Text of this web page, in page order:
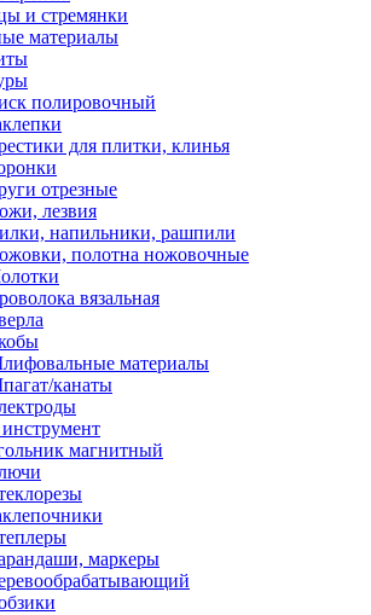
и стремянки
материалы
полировочный
для плитки, клинья
отрезные
лезвия
напильники, рашпили
полотна ножовочные
вязальная
материалы
канаты
магнитный
маркеры